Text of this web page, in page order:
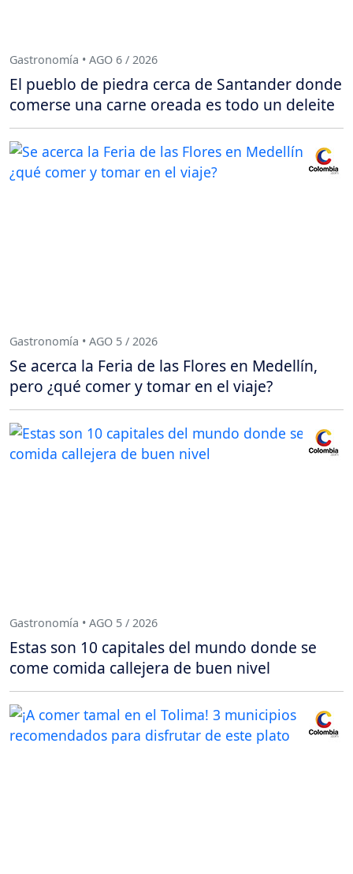
Gastronomía • AGO 6 / 2026
El pueblo de piedra cerca de Santander donde
comerse una carne oreada es todo un deleite
Gastronomía • AGO 5 / 2026
Se acerca la Feria de las Flores en Medellín,
pero ¿qué comer y tomar en el viaje?
Gastronomía • AGO 5 / 2026
Estas son 10 capitales del mundo donde se
come comida callejera de buen nivel